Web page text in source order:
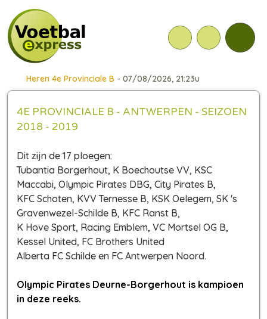
Heren 4e Provinciale B - 07/08/2026, 21:23u
4E PROVINCIALE B - ANTWERPEN - SEIZOEN
2018 - 2019
Dit zijn de 17 ploegen:
Tubantia Borgerhout, K Boechoutse VV, KSC
Maccabi, Olympic Pirates DBG, City Pirates B,
KFC Schoten, KVV Ternesse B, KSK Oelegem, SK 's
Gravenwezel-Schilde B, KFC Ranst B,
K Hove Sport, Racing Emblem, VC Mortsel OG B,
Kessel United, FC Brothers United
Alberta FC Schilde en FC Antwerpen Noord.
Olympic Pirates Deurne-Borgerhout is kampioen
in deze reeks.